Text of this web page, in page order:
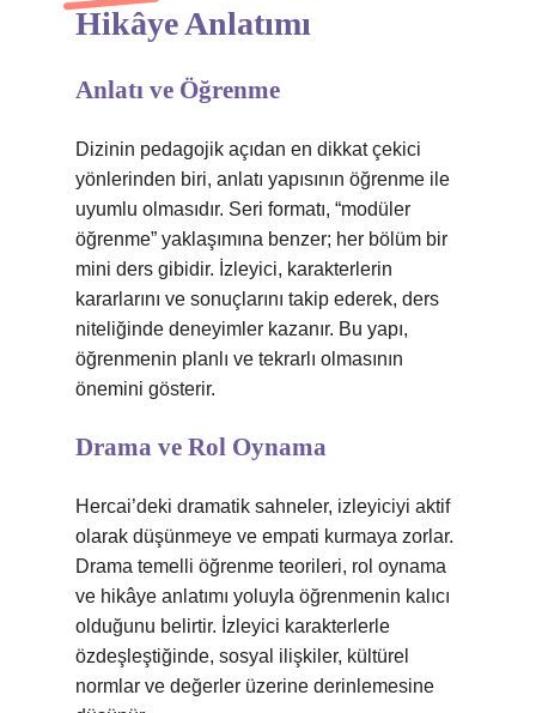
Hikâye Anlatımı
Anlatı ve Öğrenme
Dizinin pedagojik açıdan en dikkat çekici
yönlerinden biri, anlatı yapısının öğrenme ile
uyumlu olmasıdır. Seri formatı, “modüler
öğrenme” yaklaşımına benzer; her bölüm bir
mini ders gibidir. İzleyici, karakterlerin
kararlarını ve sonuçlarını takip ederek, ders
niteliğinde deneyimler kazanır. Bu yapı,
öğrenmenin planlı ve tekrarlı olmasının
önemini gösterir.
Drama ve Rol Oynama
Hercai’deki dramatik sahneler, izleyiciyi aktif
olarak düşünmeye ve empati kurmaya zorlar.
Drama temelli öğrenme teorileri, rol oynama
ve hikâye anlatımı yoluyla öğrenmenin kalıcı
olduğunu belirtir. İzleyici karakterlerle
özdeşleştiğinde, sosyal ilişkiler, kültürel
normlar ve değerler üzerine derinlemesine